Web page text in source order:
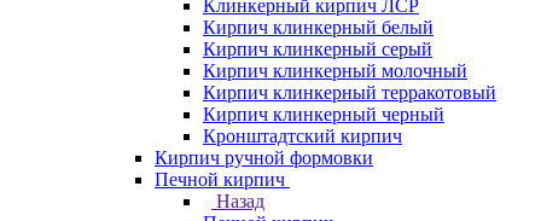
Клинкерный кирпич ЛСР
Кирпич клинкерный белый
Кирпич клинкерный серый
Кирпич клинкерный молочный
Кирпич клинкерный терракотовый
Кирпич клинкерный черный
Кронштадтский кирпич
Кирпич ручной формовки
Печной кирпич
Назад